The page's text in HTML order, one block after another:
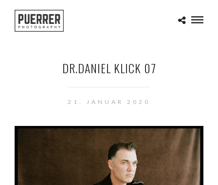
DR.DANIEL KLICK 07
21. JANUAR 2020